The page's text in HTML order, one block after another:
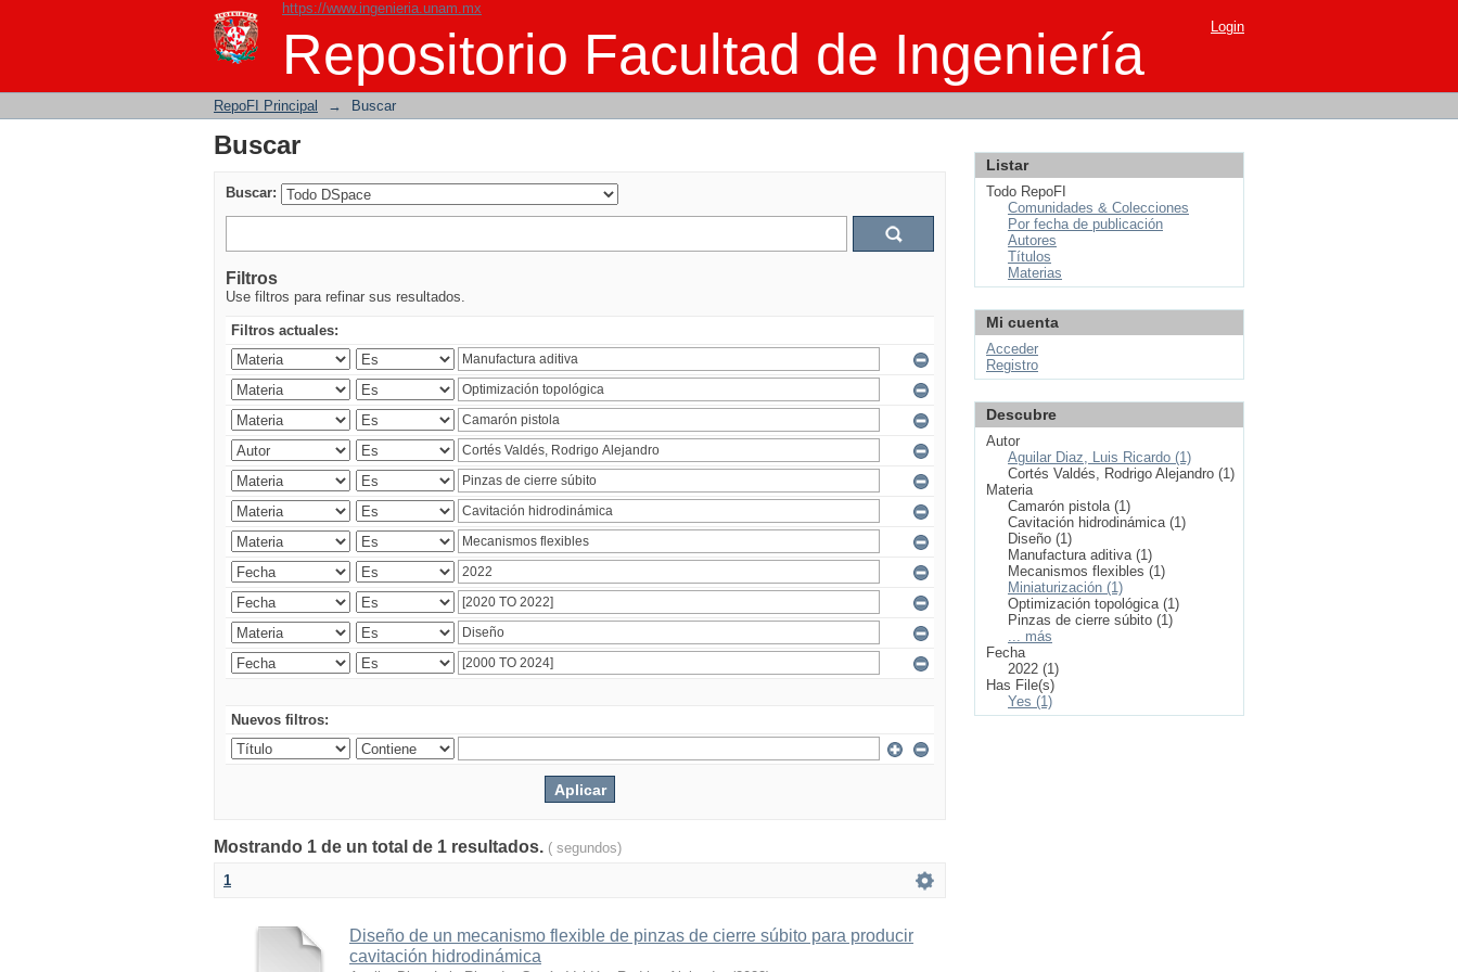
https://www.ingenieria.unam.mx
Repositorio Facultad de Ingeniería
Buscar Login
RepoFI Principal → Buscar
Buscar
Buscar:
Filtros
Use filtros para refinar sus resultados.
Filtros actuales:
Nuevos filtros:
Mostrando 1 de un total de 1 resultados. ( segundos)
1
Diseño de un mecanismo flexible de pinzas de cierre súbito para producir
cavitación hidrodinámica
Listar
Todo RepoFI
Comunidades & Colecciones
Por fecha de publicación
Autores
Títulos
Materias
Mi cuenta
Acceder
Registro
Descubre
Autor
Aguilar Diaz, Luis Ricardo (1)
Cortés Valdés, Rodrigo Alejandro (1)
Materia
Camarón pistola (1)
Cavitación hidrodinámica (1)
Diseño (1)
Manufactura aditiva (1)
Mecanismos flexibles (1)
Miniaturización (1)
Optimización topológica (1)
Pinzas de cierre súbito (1)
... más
Fecha
2022 (1)
Has File(s)
Yes (1)